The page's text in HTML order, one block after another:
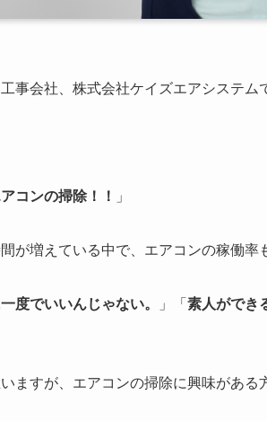
事会社、株式会社ケイズエアシステム
コンの掃除！！ 」
が増えている中で、エアコンの稼働率
度でいいんじゃない。 」「 素人ができ
ますが、エアコンの掃除に興味がある